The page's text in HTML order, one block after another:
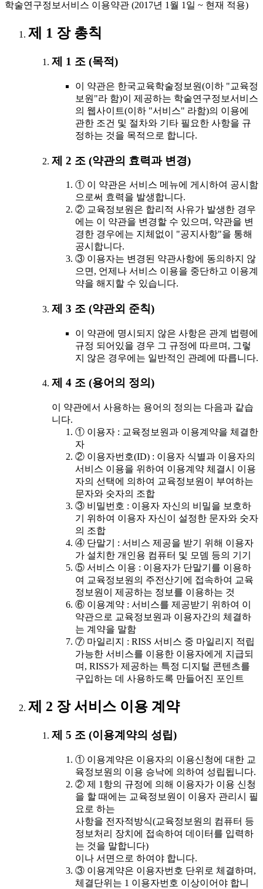
학술연구정보서비스 이용약관 (2017년 1월 1일 ~ 현재 적용)
제 1 장 총칙
제 1 조 (목적)
이 약관은 한국교육학술정보원(이하 "교육정
보원"라 함)이 제공하는 학술연구정보서비스
의 웹사이트(이하 "서비스" 라함)의 이용에
관한 조건 및 절차와 기타 필요한 사항을 규
정하는 것을 목적으로 합니다.
제 2 조 (약관의 효력과 변경)
① 이 약관은 서비스 메뉴에 게시하여 공시함
으로써 효력을 발생합니다.
② 교육정보원은 합리적 사유가 발생한 경우
에는 이 약관을 변경할 수 있으며, 약관을 변
경한 경우에는 지체없이 "공지사항"을 통해
공시합니다.
③ 이용자는 변경된 약관사항에 동의하지 않
으면, 언제나 서비스 이용을 중단하고 이용계
약을 해지할 수 있습니다.
제 3 조 (약관외 준칙)
이 약관에 명시되지 않은 사항은 관계 법령에
규정 되어있을 경우 그 규정에 따르며, 그렇
지 않은 경우에는 일반적인 관례에 따릅니다.
제 4 조 (용어의 정의)
이 약관에서 사용하는 용어의 정의는 다음과 같습
니다.
① 이용자 : 교육정보원과 이용계약을 체결한
자
② 이용자번호(ID) : 이용자 식별과 이용자의
서비스 이용을 위하여 이용계약 체결시 이용
자의 선택에 의하여 교육정보원이 부여하는
문자와 숫자의 조합
③ 비밀번호 : 이용자 자신의 비밀을 보호하
기 위하여 이용자 자신이 설정한 문자와 숫자
의 조합
④ 단말기 : 서비스 제공을 받기 위해 이용자
가 설치한 개인용 컴퓨터 및 모뎀 등의 기기
⑤ 서비스 이용 : 이용자가 단말기를 이용하
여 교육정보원의 주전산기에 접속하여 교육
정보원이 제공하는 정보를 이용하는 것
⑥ 이용계약 : 서비스를 제공받기 위하여 이
약관으로 교육정보원과 이용자간의 체결하
는 계약을 말함
⑦ 마일리지 : RISS 서비스 중 마일리지 적립
가능한 서비스를 이용한 이용자에게 지급되
며, RISS가 제공하는 특정 디지털 콘텐츠를
구입하는 데 사용하도록 만들어진 포인트
제 2 장 서비스 이용 계약
제 5 조 (이용계약의 성립)
① 이용계약은 이용자의 이용신청에 대한 교
육정보원의 이용 승낙에 의하여 성립됩니다.
② 제 1항의 규정에 의해 이용자가 이용 신청
을 할 때에는 교육정보원이 이용자 관리시 필
요로 하는
사항을 전자적방식(교육정보원의 컴퓨터 등
정보처리 장치에 접속하여 데이터를 입력하
는 것을 말합니다)
이나 서면으로 하여야 합니다.
③ 이용계약은 이용자번호 단위로 체결하며,
체결단위는 1 이용자번호 이상이어야 합니